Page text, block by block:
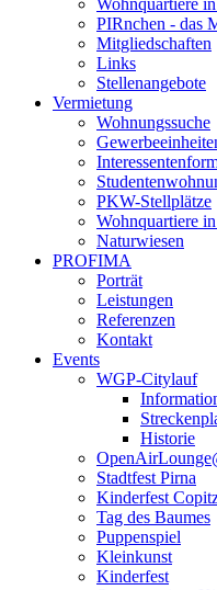
PIRnchen - das
Mitgliedschaften
Links
Stellenangebote
Vermietung
Wohnungssuche
PKW-Stellplätze
Wohnquartiere
Naturwiesen
PROFIMA
Porträt
Leistungen
Referenzen
Kontakt
Events
WGP-Citylauf
Historie
Stadtfest Pirna
Kinderfest
Tag des Baumes
Puppenspiel
Kleinkunst
Kinderfest